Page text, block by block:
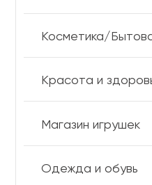
Косметика/
Красота и
Магазин игрушек
Одежда и обувь